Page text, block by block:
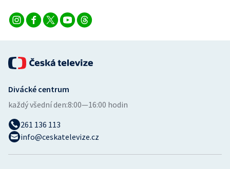
Ostatní
Divácké centrum
každý všední den:8:00—16:00 hodin
261 136 113
info@ceskatelevize.cz